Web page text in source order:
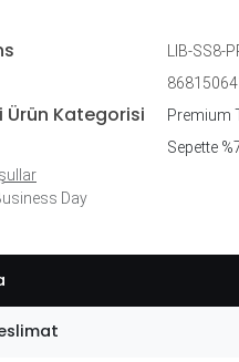
LIB-SS8-
Ürün Kategorisi Premium
Sepette
Day